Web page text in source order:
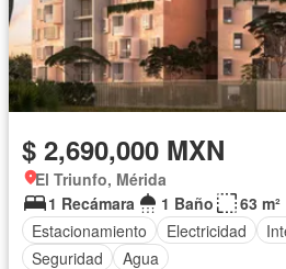
$ 2,690,000 MXN
El Triunfo, Mérida
1 Recámara
1 Baño
63 m²
Estacionamiento
Electricidad
Seguridad
Agua